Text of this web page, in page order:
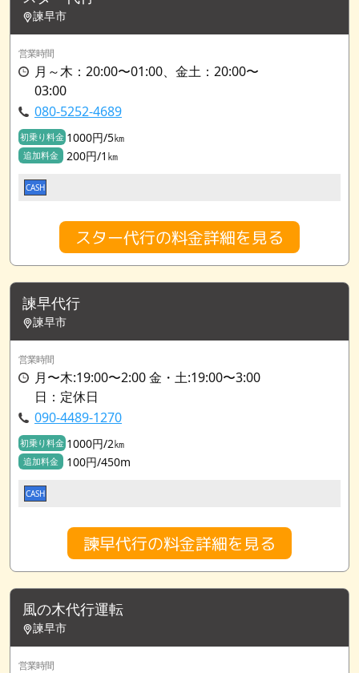
諫早市
営業時間
月～木：20:00〜01:00、金土：20:00〜
03:00
080-5252-4689
初乗り料金 1000円/5㎞
追加料金 200円/1㎞
CASH
スター代行の料金詳細を見る
諫早代行
諫早市
営業時間
月〜木:19:00〜2:00 金・土:19:00〜3:00
日：定休日
090-4489-1270
初乗り料金 1000円/2㎞
追加料金 100円/450m
CASH
諫早代行の料金詳細を見る
風の木代行運転
諫早市
営業時間